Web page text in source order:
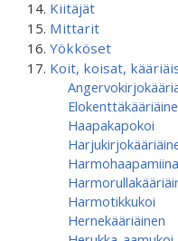
Kiitäjät
Mittarit
Yökköset
Koit, koisat,
Haapakapokoi
Harmotikkukoi
Hernekääriäinen